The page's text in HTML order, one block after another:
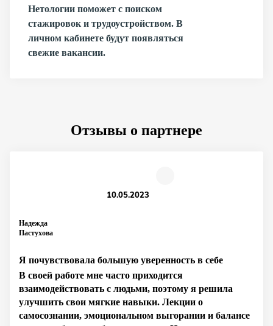
Нетологии поможет с поиском
стажировок и трудоустройством. В
личном кабинете будут появляться
свежие вакансии.
Отзывы о партнере
Надежда
Пастухова
10.05.2023
Я почувствовала большую уверенность в себе
В своей работе мне часто приходится
взаимодействовать с людьми, поэтому я решила
улучшить свои мягкие навыки. Лекции о
самосознании, эмоциональном выгорании и балансе